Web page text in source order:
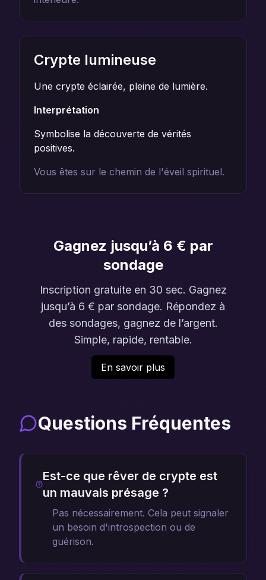
Crypte lumineuse
Une crypte éclairée, pleine de lumière.
Interprétation
Symbolise la découverte de vérités
positives.
Vous êtes sur le chemin de l'éveil spirituel.
Gagnez jusqu’à 6 € par
sondage
Inscription gratuite en 30 sec. Gagnez
jusqu’à 6 € par sondage. Répondez à
des sondages, gagnez de l’argent.
Simple, rapide, rentable.
En savoir plus
Questions Fréquentes
Est-ce que rêver de crypte est
un mauvais présage ?
Pas nécessairement. Cela peut signaler
un besoin d'introspection ou de
guérison.